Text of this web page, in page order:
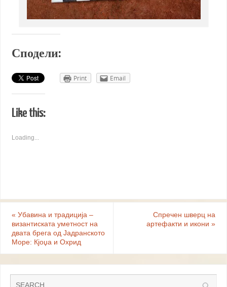
Сподели:
Print Email
Like this:
Loading...
« Убавина и традиција –
византиската уметност на
двата брега од Јадранското
Море: Кјоџа и Охрид
Спречен шверц на
артефакти и икони»